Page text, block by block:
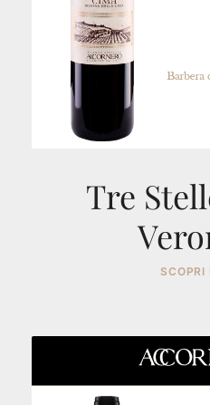
Tre
SCOPRI